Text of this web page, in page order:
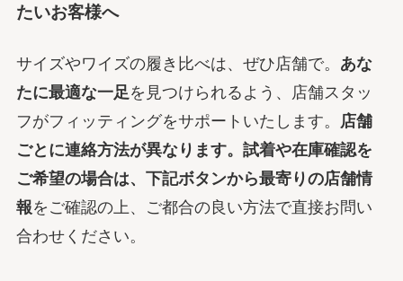
たいお客様へ
サイズやワイズの履き比べは、ぜひ店舗で。 あな
たに最適な一足を見つけられるよう、店舗スタッ
フがフィッティングをサポートいたします。 店舗
ごとに連絡方法が異なります。 試着や在庫確認を
ご希望の場合は、下記ボタンから最寄りの店舗情
報をご確認の上、ご都合の良い方法で直接お問い
合わせください。